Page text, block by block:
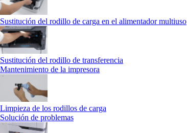
Sustitución del rodillo de carga en el alimentador multiuso
Sustitución del rodillo de transferencia
Mantenimiento de la impresora
Limpieza de los rodillos de carga
Solución de problemas